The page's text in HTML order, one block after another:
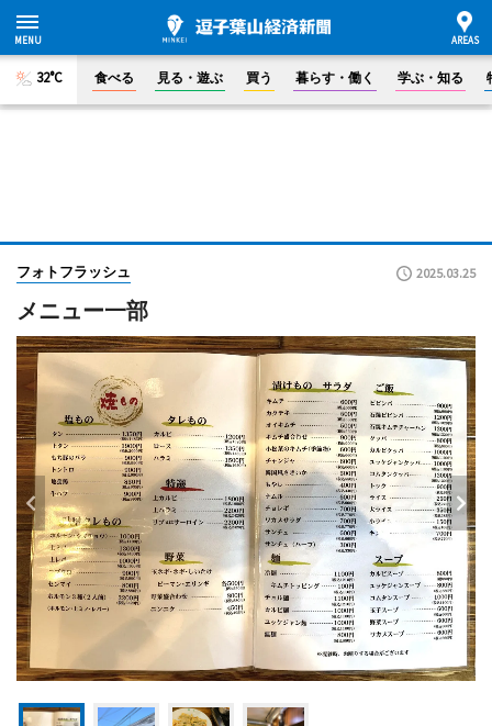
32°C 食べる 見る・遊ぶ 買う 暮らす・働く 学ぶ・知る
フォトフラッシュ 2025.03.25
メニュー一部